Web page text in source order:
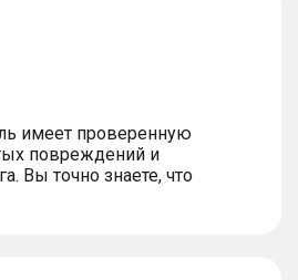
имеет проверенную
повреждений и
Вы точно знаете, что